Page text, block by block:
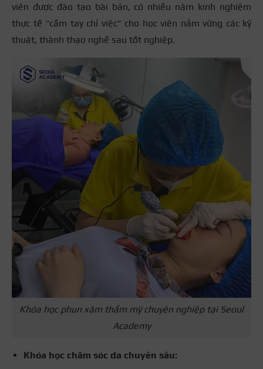
viên được đào tạo bài bản, có nhiều năm kinh nghiệm
thực tế “cầm tay chỉ việc” cho học viên nắm vững các kỹ
thuật, thành thạo nghề sau tốt nghiệp.
Khóa học phun xăm thẩm mỹ chuyên nghiệp tại Seoul
Academy
Khóa học chăm sóc da chuyên sâu: